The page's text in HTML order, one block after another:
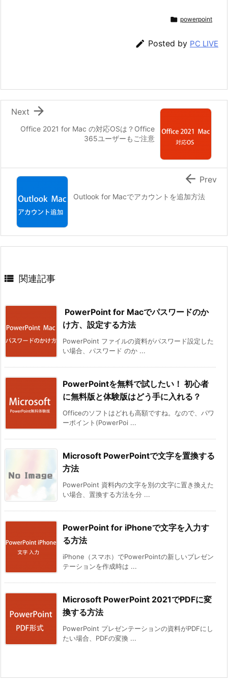
 powerpoint
 Posted by PC LIVE
Office 2021 for Mac の対応OSは？Office
365ユーザーもご注意

Next
Outlook for Macでアカウントを追加方法
 Prev
 関連記事
PowerPoint for Macでパスワードのか
け方、設定する方法
PowerPoint ファイルの資料がパスワード設定した
い場合、パスワード のか ...
PowerPointを無料で試したい！ 初心者
に無料版と体験版はどう手に入れる？
Officeのソフトはどれも高額ですね。なので、パワ
ーポイント(PowerPoi ...
Microsoft PowerPointで文字を置換する
方法
PowerPoint 資料内の文字を別の文字に置き換えた
い場合、置換する方法を分 ...
PowerPoint for iPhoneで文字を入力す
る方法
iPhone（スマホ）でPowerPointの新しいプレゼン
テーションを作成時は ...
Microsoft PowerPoint 2021でPDFに変
換する方法
PowerPoint プレゼンテーションの資料がPDFにし
たい場合、PDFの変換 ...